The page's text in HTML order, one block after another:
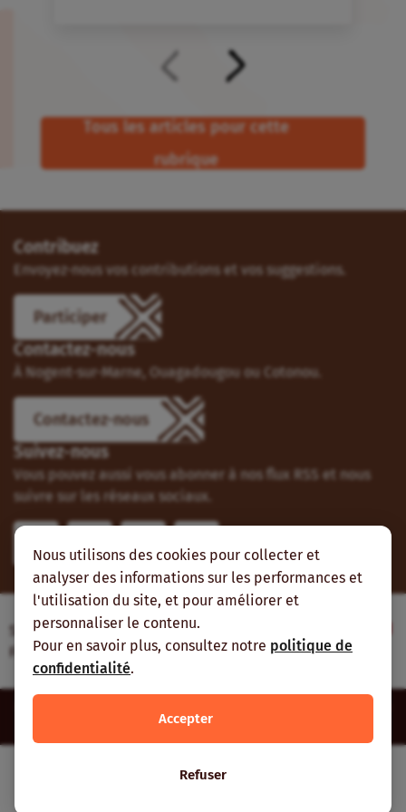
Nous utilisons des cookies pour collecter et
analyser des informations sur les performances et
l'utilisation du site, et pour améliorer et
personnaliser le contenu.
Pour en savoir plus, consultez notre politique de
confidentialité.
Accepter
Refuser
Tous les articles pour cette
rubrique
Contribuez
Envoyez-nous vos contributions et vos suggestions.
Participer
Contactez-nous
À Nogent-sur-Marne, Ouagadougou ou Cotonou.
Contactez-nous
Suivez-nous
Vous pouvez aussi vous abonner à nos flux RSS et nous
suivre sur les réseaux sociaux.
Site web réalisé avec le soutien de l’Agence
Française de Développement
site